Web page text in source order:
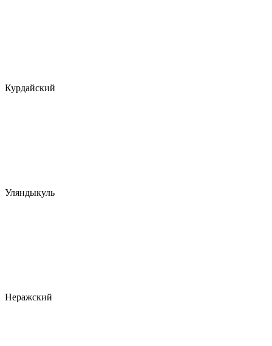
Курдайский
Уляндыкуль
Неражский